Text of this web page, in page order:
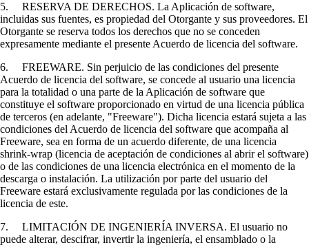
5. RESERVA DE DERECHOS. La Aplicación de software,
incluidas sus fuentes, es propiedad del Otorgante y sus proveedores. El
Otorgante se reserva todos los derechos que no se conceden
expresamente mediante el presente Acuerdo de licencia del software.
6. FREEWARE. Sin perjuicio de las condiciones del presente
Acuerdo de licencia del software, se concede al usuario una licencia
para la totalidad o una parte de la Aplicación de software que
constituye el software proporcionado en virtud de una licencia pública
de terceros (en adelante, "Freeware"). Dicha licencia estará sujeta a las
condiciones del Acuerdo de licencia del software que acompaña al
Freeware, sea en forma de un acuerdo diferente, de una licencia
shrink-wrap (licencia de aceptación de condiciones al abrir el software)
o de las condiciones de una licencia electrónica en el momento de la
descarga o instalación. La utilización por parte del usuario del
Freeware estará exclusivamente regulada por las condiciones de la
licencia de este.
7. LIMITACIÓN DE INGENIERÍA INVERSA. El usuario no
puede alterar, descifrar, invertir la ingeniería, el ensamblado o la